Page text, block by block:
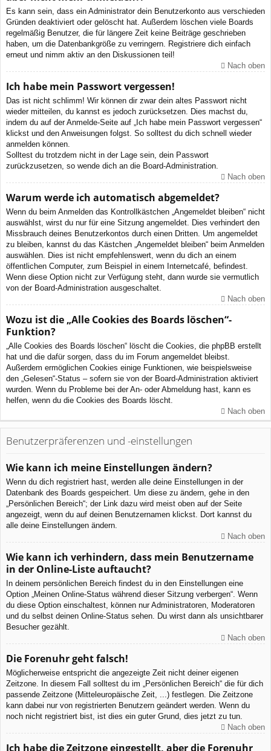
Es kann sein, dass ein Administrator dein Benutzerkonto aus verschieden
Gründen deaktiviert oder gelöscht hat. Außerdem löschen viele Boards
regelmäßig Benutzer, die für längere Zeit keine Beiträge geschrieben
haben, um die Datenbankgröße zu verringern. Registriere dich einfach
erneut und nimm aktiv an den Diskussionen teil!
Nach oben
Ich habe mein Passwort vergessen!
Das ist nicht schlimm! Wir können dir zwar dein altes Passwort nicht
wieder mitteilen, du kannst es jedoch zurücksetzen. Dies machst du,
indem du auf der Anmelde-Seite auf „Ich habe mein Passwort vergessen“
klickst und den Anweisungen folgst. So solltest du dich schnell wieder
anmelden können.
Solltest du trotzdem nicht in der Lage sein, dein Passwort
zurückzusetzen, so wende dich an die Board-Administration.
Nach oben
Warum werde ich automatisch abgemeldet?
Wenn du beim Anmelden das Kontrollkästchen „Angemeldet bleiben“ nicht
auswählst, wirst du nur für eine Sitzung angemeldet. Dies verhindert den
Missbrauch deines Benutzerkontos durch einen Dritten. Um angemeldet
zu bleiben, kannst du das Kästchen „Angemeldet bleiben“ beim Anmelden
auswählen. Dies ist nicht empfehlenswert, wenn du dich an einem
öffentlichen Computer, zum Beispiel in einem Internetcafé, befindest.
Wenn diese Option nicht zur Verfügung steht, dann wurde sie vermutlich
von der Board-Administration ausgeschaltet.
Nach oben
Wozu ist die „Alle Cookies des Boards löschen“-
Funktion?
„Alle Cookies des Boards löschen“ löscht die Cookies, die phpBB erstellt
hat und die dafür sorgen, dass du im Forum angemeldet bleibst.
Außerdem ermöglichen Cookies einige Funktionen, wie beispielsweise
den „Gelesen“-Status – sofern sie von der Board-Administration aktiviert
wurden. Wenn du Probleme bei der An- oder Abmeldung hast, kann es
helfen, wenn du die Cookies des Boards löscht.
Nach oben
Benutzerpräferenzen und -einstellungen
Wie kann ich meine Einstellungen ändern?
Wenn du dich registriert hast, werden alle deine Einstellungen in der
Datenbank des Boards gespeichert. Um diese zu ändern, gehe in den
„Persönlichen Bereich“; der Link dazu wird meist oben auf der Seite
angezeigt, wenn du auf deinen Benutzernamen klickst. Dort kannst du
alle deine Einstellungen ändern.
Nach oben
Wie kann ich verhindern, dass mein Benutzername
in der Online-Liste auftaucht?
In deinem persönlichen Bereich findest du in den Einstellungen eine
Option „Meinen Online-Status während dieser Sitzung verbergen“. Wenn
du diese Option einschaltest, können nur Administratoren, Moderatoren
und du selbst deinen Online-Status sehen. Du wirst dann als unsichtbarer
Besucher gezählt.
Nach oben
Die Forenuhr geht falsch!
Möglicherweise entspricht die angezeigte Zeit nicht deiner eigenen
Zeitzone. In diesem Fall solltest du im „Persönlichen Bereich“ die für dich
passende Zeitzone (Mitteleuropäische Zeit, ...) festlegen. Die Zeitzone
kann dabei nur von registrierten Benutzern geändert werden. Wenn du
noch nicht registriert bist, ist dies ein guter Grund, dies jetzt zu tun.
Nach oben
Ich habe die Zeitzone eingestellt, aber die Forenuhr